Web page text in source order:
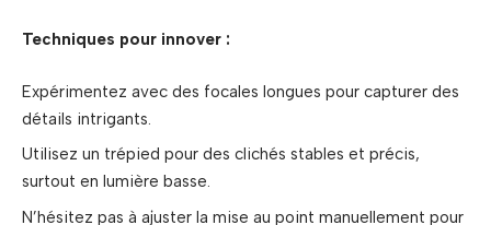
Techniques pour innover :
Expérimentez avec des focales longues pour capturer des
détails intrigants.
Utilisez un trépied pour des clichés stables et précis,
surtout en lumière basse.
N’hésitez pas à ajuster la mise au point manuellement pour